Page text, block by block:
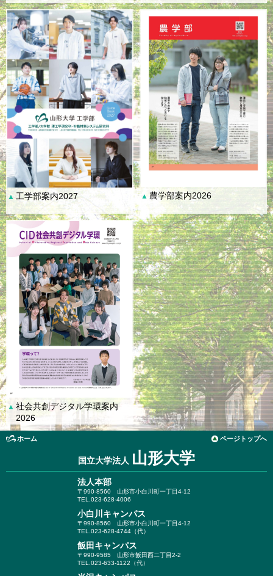
▲ 工学部案内2027 ▲ 農学部案内2026
▲ 社会共創デジタル学環案内
2026
ホーム ページトップへ
国立大学法人 山形大学
法人本部
〒990-8560 山形市小白川町一丁目4-12
TEL.023-628-4006
小白川キャンパス
〒990-8560 山形市小白川町一丁目4-12
TEL.023-628-4744（代）
飯田キャンパス
〒990-9585 山形市飯田西二丁目2-2
TEL.023-633-1122（代）